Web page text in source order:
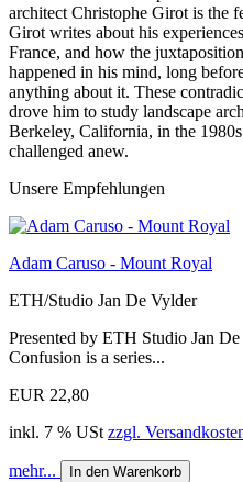
architect Christophe Girot is the
Girot writes about his
France, and how the
happened in his mind, long
anything about it. These
drove him to study landscape
Berkeley, California, in the
challenged anew.
Unsere Empfehlungen
Adam Caruso - Mount Royal
ETH/Studio Jan De Vylder
Presented by ETH Studio Jan
Confusion is a series...
EUR 22,80
inkl. 7 % USt zzgl.
mehr... In den Warenkorb